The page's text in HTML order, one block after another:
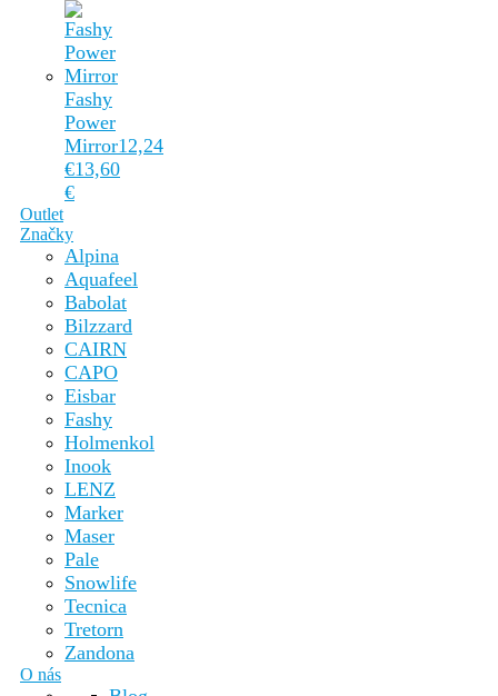
Fashy
Power
Mirror12,24
€13,60
€
Outlet
Značky
Alpina
Aquafeel
Babolat
Bilzzard
CAIRN
CAPO
Eisbar
Fashy
Holmenkol
Inook
LENZ
Marker
Maser
Pale
Snowlife
Tecnica
Tretorn
Zandona
O nás